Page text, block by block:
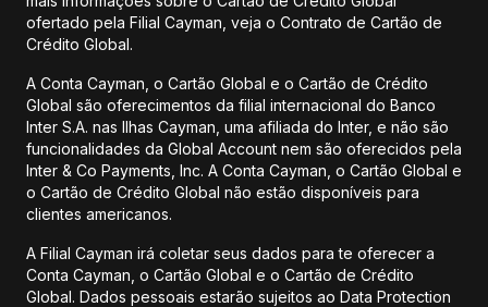
ofertado pela Filial Cayman, veja o Contrato de Cartão de
Crédito Global.
A Conta Cayman, o Cartão Global e o Cartão de Crédito
Global são oferecimentos da filial internacional do Banco
Inter S.A. nas Ilhas Cayman, uma afiliada do Inter, e não são
funcionalidades da Global Account nem são oferecidos pela
Inter & Co Payments, Inc. A Conta Cayman, o Cartão Global e
o Cartão de Crédito Global não estão disponíveis para
clientes americanos.
A Filial Cayman irá coletar seus dados para te oferecer a
Conta Cayman, o Cartão Global e o Cartão de Crédito
Global. Dados pessoais estarão sujeitos ao Data Protection